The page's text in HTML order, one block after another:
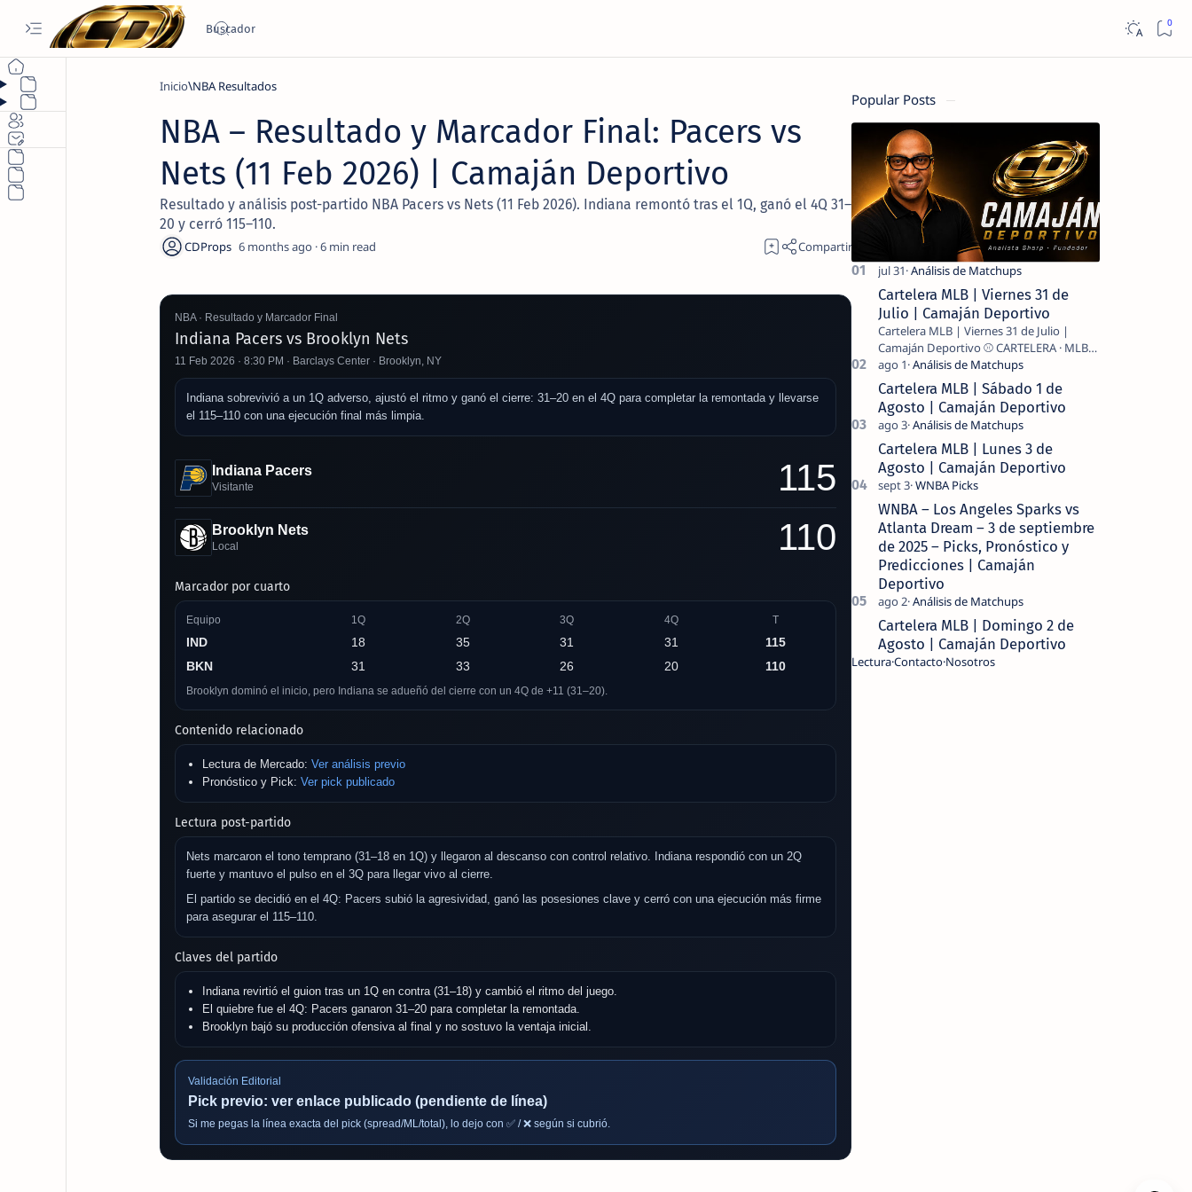
Inicio NBA Resultados
NBA – Resultado y Marcador Final: Pacers vs
Nets (11 Feb 2026) | Camaján Deportivo
Resultado y análisis post-partido NBA Pacers vs Nets (11 Feb 2026). Indiana remontó tras el 1Q, ganó el 4Q 31–
20 y cerró 115–110.
6 months ago 6
NBA · Resultado y Marcador Final
Indiana Pacers vs Brooklyn Nets
11 Feb 2026 · 8:30 PM · Barclays Center · Brooklyn, NY
Indiana sobrevivió a un 1Q adverso, ajustó el ritmo y ganó el cierre: 31–20 en el 4Q para completar la remontada y llevarse
el 115–110 con una ejecución final más limpia.
Indiana Pacers
Visitante 115
Brooklyn Nets
Local 110
Marcador por cuarto
Equipo 1Q 2Q 3Q 4Q T
IND 18 35 31 31
115
BKN
31 33 26 20 110
Brooklyn dominó el inicio, pero Indiana se adueñó del cierre con un 4Q de +11 (31–20).
Contenido relacionado
Lectura de Mercado: Ver análisis previo
Pronóstico y Pick: Ver pick publicado
Lectura post-partido
Nets marcaron el tono temprano (31–18 en 1Q) y llegaron al descanso con control relativo. Indiana respondió con un 2Q
fuerte y mantuvo el pulso en el 3Q para llegar vivo al cierre.
El partido se decidió en el 4Q: Pacers subió la agresividad, ganó las posesiones clave y cerró con una ejecución más firme
para asegurar el 115–110.
Claves del partido
Indiana revirtió el guion tras un 1Q en contra (31–18) y cambió el ritmo del juego.
El quiebre fue el 4Q: Pacers ganaron 31–20 para completar la remontada.
Brooklyn bajó su producción ofensiva al final y no sostuvo la ventaja inicial.
Validación Editorial
Pick previo: ver enlace publicado (pendiente de línea)
Si me pegas la línea exacta del pick (spread/ML/total), lo dejo con ✅ / ❌ según si cubrió.
Popular Posts
Cartelera MLB | Viernes 31 de
Julio | Camaján Deportivo
Cartelera MLB | Viernes 31 de Julio |
Camaján Deportivo ⚾ CARTELERA · MLB
2026 ⚾ MI LECTURA DEL DÍA …
Cartelera MLB | Sábado 1 de
Agosto | Camaján Deportivo
Cartelera MLB | Lunes 3 de
Agosto | Camaján Deportivo
WNBA – Los Angeles Sparks vs
Atlanta Dream – 3 de septiembre
de 2025 – Picks, Pronóstico y
Predicciones | Camaján
Deportivo
Cartelera MLB | Domingo 2 de
Agosto | Camaján Deportivo
LecturaContactoNosotros